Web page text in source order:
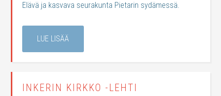
Elävä ja kasvava seurakunta Pietarin sydämessä.
LUE LISÄÄ
INKERIN KIRKKO -LEHTI